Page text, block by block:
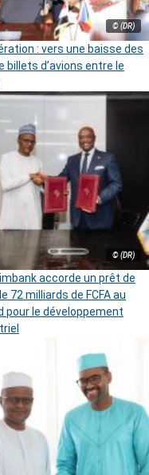
© (DR)
: vers une baisse des
billets d’avions entre le
© (DR)
accorde un prêt de
72 milliards de FCFA au
pour le développement